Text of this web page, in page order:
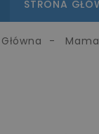
STRONA
Główna Mama